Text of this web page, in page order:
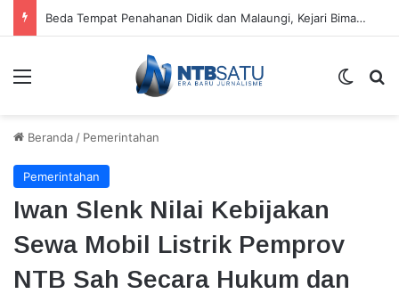
Beda Tempat Penahanan Didik dan Malaungi, Kejari Bima: Alasan Keamanan
Menu
Beranda / Pemerintahan
Pemerintahan
Iwan Slenk Nilai Kebijakan
Sewa Mobil Listrik Pemprov
NTB Sah Secara Hukum dan